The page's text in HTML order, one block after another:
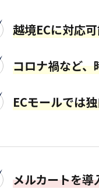
越境ECに対応
コロナ禍など、
ECモールでは
メルカートを導